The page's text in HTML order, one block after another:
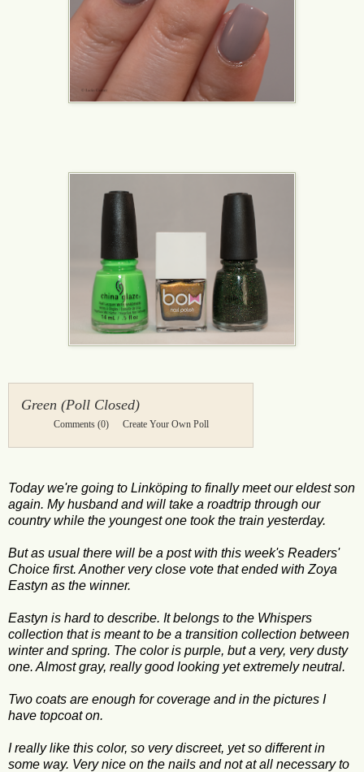
Green (Poll Closed)
Comments (0) Create Your Own Poll
Today we're going to Linköping to finally meet our eldest son
again. My husband and will take a roadtrip through our
country while the youngest one took the train yesterday.
But as usual there will be a post with this week's Readers'
Choice first. Another very close vote that ended with Zoya
Eastyn as the winner.
Eastyn is hard to describe. It belongs to the Whispers
collection that is meant to be a transition collection between
winter and spring. The color is purple, but a very, very dusty
one. Almost gray, really good looking yet extremely neutral.
Two coats are enough for coverage and in the pictures I
have topcoat on.
I really like this color, so very discreet, yet so different in
some way. Very nice on the nails and not at all necessary to